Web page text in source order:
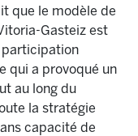
que le modèle de
Gasteiz est
participation
qui a provoqué un
au long du
la stratégie
capacité de